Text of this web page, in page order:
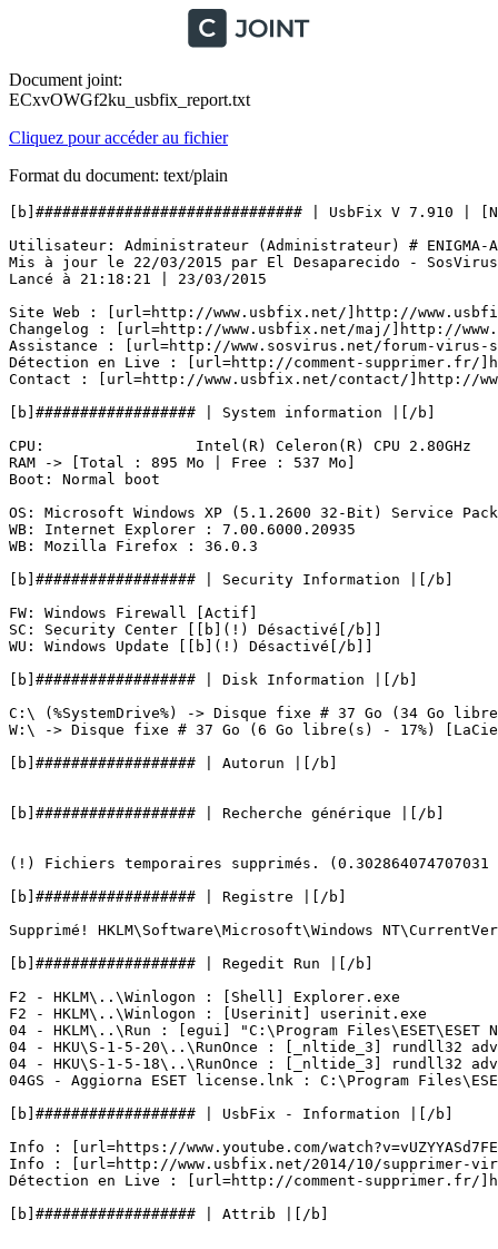
Document joint:
ECxvOWGf2ku_usbfix_report.txt
Cliquez pour accéder au fichier
Format du document: text/plain
[b]############################## | UsbFix V 7.910 |
Utilisateur: Administrateur (Administrateur) # ENIGMA-
Mis à jour le 22/03/2015 par El Desaparecido - SosVirus
Lancé à 21:18:21 | 23/03/2015
Site Web : [url=http://www.usbfix.net/]http://
Changelog : [url=http://www.usbfix.net/maj/]http://
Assistance : [url=http://www.sosvirus.net/forum-
Détection en Live : [url=http://comment-supprimer.fr/
Contact : [url=http://www.usbfix.net/contact/]http://
[b]################## | System information |[/b]
CPU:                 Intel(R) Celeron(R) CPU 2.80GHz
RAM -> [Total : 895 Mo | Free : 537 Mo]
Boot: Normal boot
OS: Microsoft Windows XP (5.1.2600 32-Bit) Service
WB: Internet Explorer : 7.00.6000.20935
WB: Mozilla Firefox : 36.0.3
[b]################## | Security Information |[/b]
FW: Windows Firewall [Actif]
SC: Security Center [[b](!) Désactivé[/b]]
WU: Windows Update [[b](!) Désactivé[/b]]
[b]################## | Disk Information |[/b]
C:\ (%SystemDrive%) -> Disque fixe # 37 Go (34 Go
W:\ -> Disque fixe # 37 Go (6 Go libre(s) - 17%)
[b]################## | Autorun |[/b]
[b]################## | Recherche générique |[/b]
(!) Fichiers temporaires supprimés. (0.302864074707031
[b]################## | Registre |[/b]
Supprimé! HKLM\Software\Microsoft\Windows
[b]################## | Regedit Run |[/b]
F2 - HKLM\..\Winlogon : [Shell] Explorer.exe
F2 - HKLM\..\Winlogon : [Userinit] userinit.exe
04 - HKLM\..\Run : [egui] "C:\Program
04 - HKU\S-1-5-20\..\RunOnce : [_nltide_3] rundll32
04 - HKU\S-1-5-18\..\RunOnce : [_nltide_3] rundll32
04GS - Aggiorna ESET license.lnk : C:\Program
[b]################## | UsbFix - Information |[/b]
Info : [url=https://www.youtube.com/
Info : [url=http://www.usbfix.net/2014/10/supprimer-
Détection en Live : [url=http://comment-supprimer.fr/
[b]################## | Attrib |[/b]